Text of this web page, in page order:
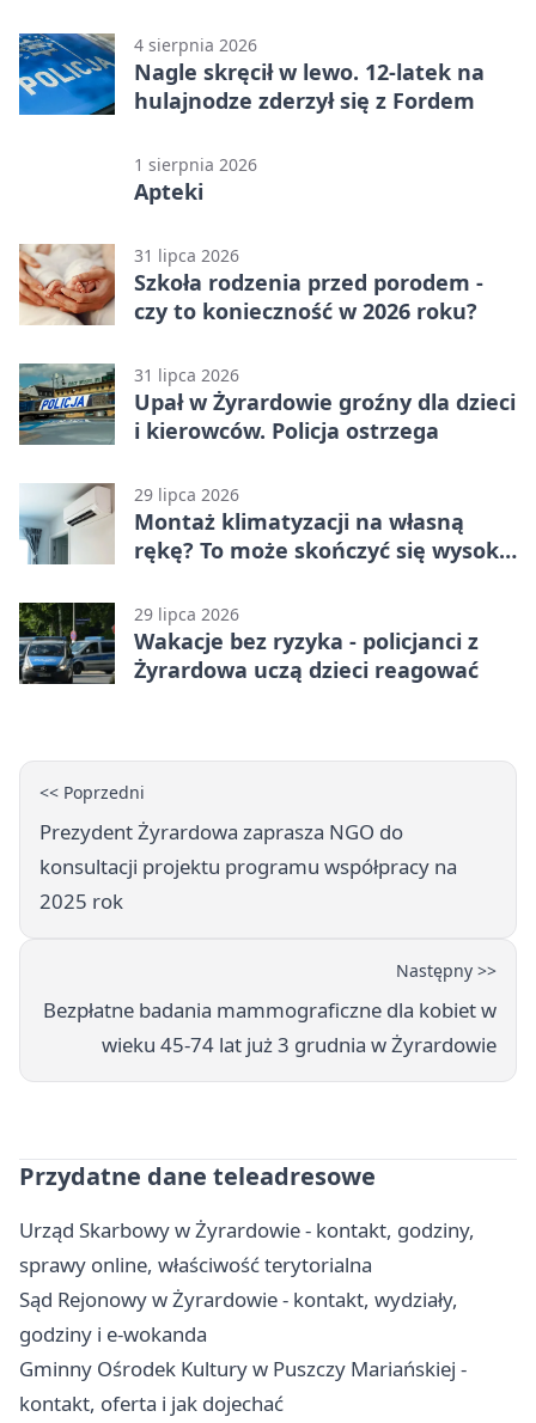
4 sierpnia 2026
Nagle skręcił w lewo. 12-latek na
hulajnodze zderzył się z Fordem
1 sierpnia 2026
Apteki
31 lipca 2026
Szkoła rodzenia przed porodem -
czy to konieczność w 2026 roku?
31 lipca 2026
Upał w Żyrardowie groźny dla dzieci
i kierowców. Policja ostrzega
29 lipca 2026
Montaż klimatyzacji na własną
rękę? To może skończyć się wysoką
29 lipca 2026
Wakacje bez ryzyka - policjanci z
Żyrardowa uczą dzieci reagować
<< Poprzedni
Prezydent Żyrardowa zaprasza NGO do
konsultacji projektu programu współpracy na
2025 rok
Następny >>
Bezpłatne badania mammograficzne dla kobiet w
wieku 45-74 lat już 3 grudnia w Żyrardowie
Przydatne dane teleadresowe
Urząd Skarbowy w Żyrardowie - kontakt, godziny,
sprawy online, właściwość terytorialna
Sąd Rejonowy w Żyrardowie - kontakt, wydziały,
godziny i e-wokanda
Gminny Ośrodek Kultury w Puszczy Mariańskiej -
kontakt, oferta i jak dojechać